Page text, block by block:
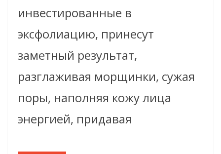
инвестированные в
эксфолиацию, принесут
заметный результат,
разглаживая морщинки, сужая
поры, наполняя кожу лица
энергией, придавая